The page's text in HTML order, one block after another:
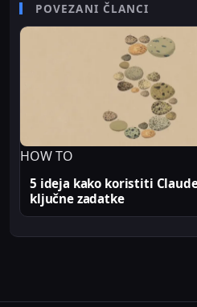
senior video editor na
omogućava da tehničke
profesionalno. Sve
na Sajber Sfera portalu
produkcionim
POVEZANI ČLANCI
HOW TO
5 ideja kako koristiti
ključne zadatke